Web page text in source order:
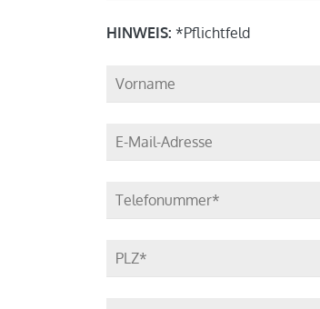
HINWEIS: *Pflichtfeld